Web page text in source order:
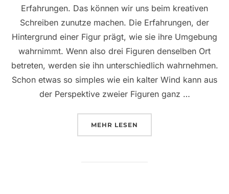
Erfahrungen. Das können wir uns beim kreativen
Schreiben zunutze machen. Die Erfahrungen, der
Hintergrund einer Figur prägt, wie sie ihre Umgebung
wahrnimmt. Wenn also drei Figuren denselben Ort
betreten, werden sie ihn unterschiedlich wahrnehmen.
Schon etwas so simples wie ein kalter Wind kann aus
der Perspektive zweier Figuren ganz …
MEHR ÜBER „SCHREIBIMPULS AM
LESEN